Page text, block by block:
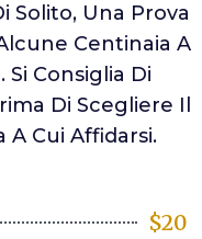
Solito, Una Prova
Centinaia A
Si Consiglia Di
Di Scegliere Il
A Cui Affidarsi.
$20